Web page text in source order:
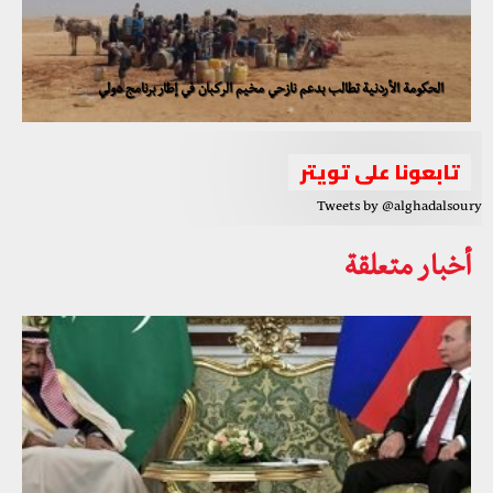
الحكومة الأردنية تطالب بدعم نازحي مخيم الركبان في إطار برنامج دولي
تابعونا على تويتر
Tweets by @alghadalsoury
أخبار متعلقة